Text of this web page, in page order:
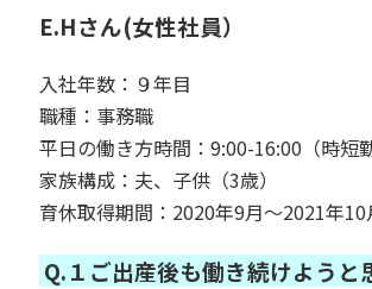
E.Hさん(女性社員）
入社年数：９年目
職種：事務職
平日の働き方時間：9:00-16:00（時短勤
家族構成：夫、子供（3歳）
育休取得期間：2020年9月～2021年10
Q.１ご出産後も働き続けようと